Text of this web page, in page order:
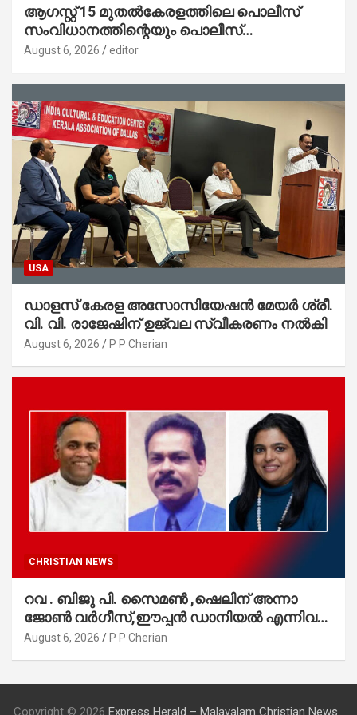
ആഗസ്റ്റ് 15 മുതല്‍കേരളത്തിലെ പൊലീസ്
സംവിധാനത്തിന്റെയും പൊലീസ്
സ്റ്റേഷനുകളുടെയും മുഖഛായ മാറുകയാണ് :
August 6, 2026 editor
USA
ഡാളസ് കേരള അസോസിയേഷൻ മേയർ ശ്രീ.
വി. വി. രാജേഷിന് ഉജ്വല സ്വീകരണം നൽകി
August 6, 2026 P P Cherian
CHRISTIAN NEWS
റവ . ബിജു പി. സൈമൺ ,ഷെലിന് അന്നാ
ജോൺ വർഗീസ്,ഈപ്പൻ ഡാനിയൽ എന്നിവർ
മാർത്തോമാ സഭാ കൗൺസിലിലേക്കു
August 6, 2026 P P Cherian
Copyright © 2026 Express Herald – Malayalam Christian News